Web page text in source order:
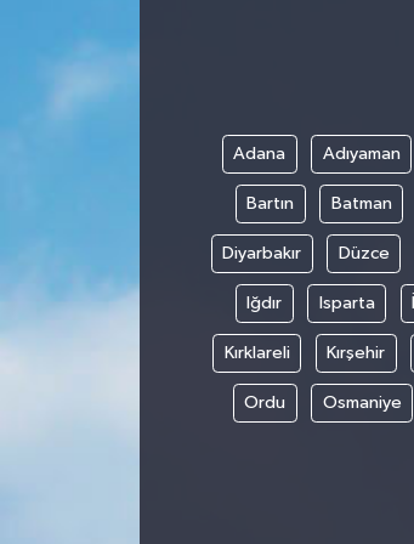
Adana Adıyaman
Bartın Batman
Diyarbakır Düzce
Iğdır Isparta
Kırklareli Kırşehir
Ordu Osmaniye